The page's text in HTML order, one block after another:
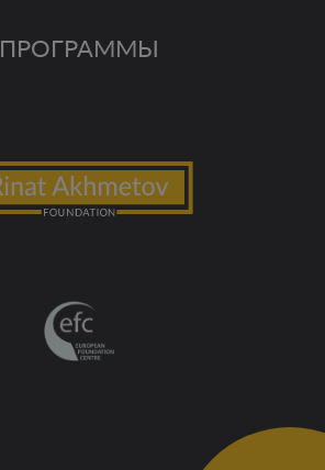
ПРОГРАММЫ